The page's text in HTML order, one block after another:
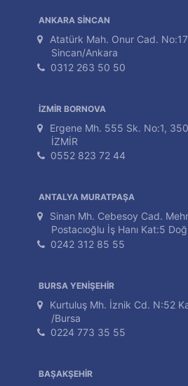
ANKARA SİNCAN
Atatürk Mah. Onur Cad.
Sincan/Ankara
0312 263 50 50
İZMİR BORNOVA
Ergene Mh. 555 Sk. No:1,
İZMİR
0552 823 72 44
ANTALYA MURATPAŞA
Sinan Mh. Cebesoy Cad.
Postacıoğlu İş Hanı Kat:5
0242 312 85 55
BURSA YENİŞEHİR
Kurtuluş Mh. İznik Cd. N:52
/Bursa
0224 773 35 55
BAŞAKŞEHİR